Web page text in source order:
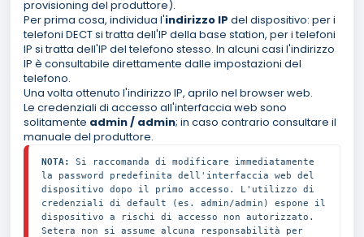
provisioning del produttore).
Per prima cosa, individua l'indirizzo IP del dispositivo: per i
telefoni DECT si tratta dell'IP della base station, per i telefoni
IP si tratta dell'IP del telefono stesso. In alcuni casi l'indirizzo
IP è consultabile direttamente dalle impostazioni del
telefono.
Una volta ottenuto l'indirizzo IP, aprilo nel browser web.
Le credenziali di accesso all'interfaccia web sono
solitamente admin / admin; in caso contrario consultare il
manuale del produttore.
NOTA:
Si raccomanda di modificare immediatamente
la password predefinita dell'interfaccia web del
dispositivo dopo il primo accesso. L'utilizzo di
credenziali di default (es. admin/admin) espone il
dispositivo a rischi di accesso non autorizzato.
Setera non si assume alcuna responsabilità per